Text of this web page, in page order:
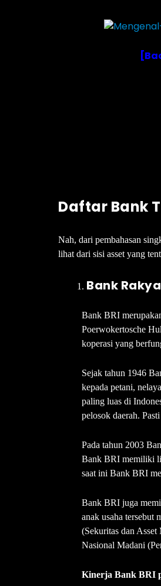
Daftar Bank
Nah, dari pembahasan
lihat dari sisi asset yang
Bank
Bank BRI
Poerwokertosche
koperasi yang
Sejak tahun 1946
kepada petani,
paling luas di
pelosok daerah.
Pada tahun 2003
Bank BRI memiliki
saat ini Bank BRI
Bank BRI juga
anak usaha tersebut
(Sekuritas dan
Nasional Madani
Kinerja Bank BRI